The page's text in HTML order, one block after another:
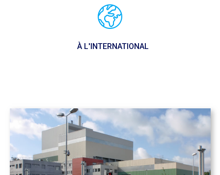
À L'INTERNATIONAL